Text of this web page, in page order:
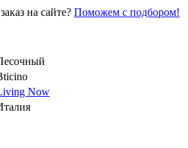
на сайте? Поможем с подбором!
Now